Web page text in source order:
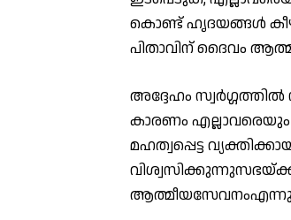
കൊണ്ട് ഹൃദയങ്ങൾ
പിതാവിന് ദൈവം
അദ്ദേഹം
കാരണം
മഹത്വപ്പെട്ട
ആത്മീയസേവനംഎന്നും